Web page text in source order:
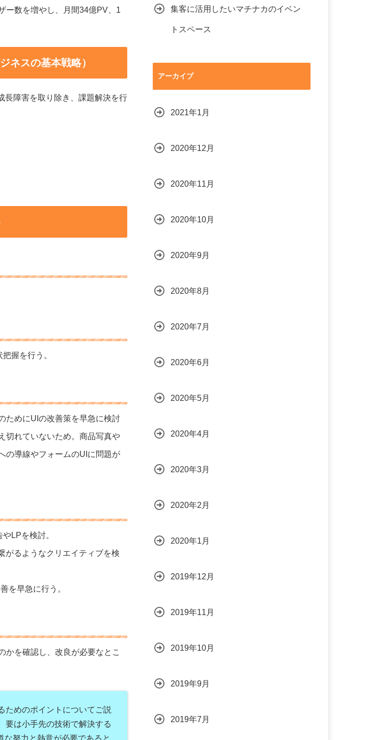
ー数を増やし、月間34億PV、1
ネスの基本戦略）
障害を取り除き、課題解決を行
握を行う。
ためにUIの改善策を早急に検討
切れていないため。商品写真や
の導線やフォームのUIに問題が
LPを検討。
がるようなクリエイティブを検
を早急に行う。
かを確認し、改良が必要なとこ
ためのポイントについてご説
要は小手先の技術で解決する
努力と熱意が必要であると
集客に活用したいマチナカのイベン
トスペース
アーカイブ
2021年1月
2020年12月
2020年11月
2020年10月
2020年9月
2020年8月
2020年7月
2020年6月
2020年5月
2020年4月
2020年3月
2020年2月
2020年1月
2019年12月
2019年11月
2019年10月
2019年9月
2019年7月